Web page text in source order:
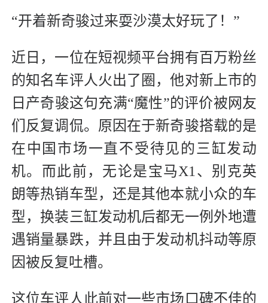
“开着新奇骏过来耍沙漠太好玩了！”
近日，一位在短视频平台拥有百万粉丝
的知名车评人火出了圈，他对新上市的
日产奇骏这句充满“魔性”的评价被网友
们反复调侃。原因在于新奇骏搭载的是
在中国市场一直不受待见的三缸发动
机。而此前，无论是宝马X1、别克英
朗等热销车型，还是其他本就小众的车
型，换装三缸发动机后都无一例外地遭
遇销量暴跌，并且由于发动机抖动等原
因被反复吐槽。
这位车评人此前对一些市场口碑不佳的